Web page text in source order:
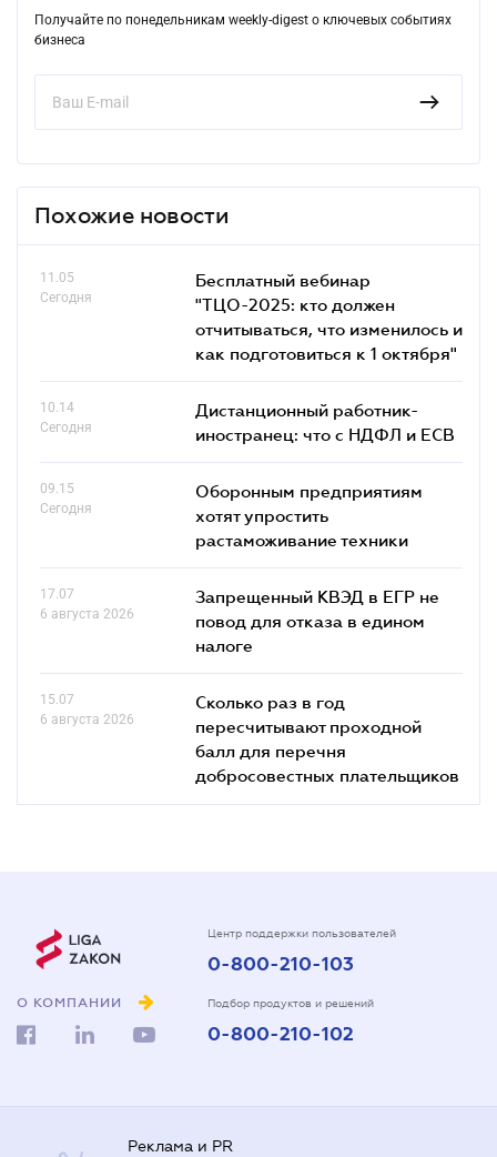
Получайте по понедельникам weekly-digest о ключевых событиях
бизнеса
Похожие новости
11.05
Сегодня
Бесплатный вебинар
"ТЦО-2025: кто должен
отчитываться, что изменилось и
как подготовиться к 1 октября"
10.14
Сегодня
Дистанционный работник-
иностранец: что с НДФЛ и ЕСВ
09.15
Сегодня
Оборонным предприятиям
хотят упростить
растаможивание техники
17.07
6 августа 2026
Запрещенный КВЭД в ЕГР не
повод для отказа в едином
налоге
15.07
6 августа 2026
Сколько раз в год
пересчитывают проходной
балл для перечня
добросовестных плательщиков
О КОМПАНИИ
Центр поддержки пользователей
0-800-210-103
Подбор продуктов и решений
0-800-210-102
Реклама и PR